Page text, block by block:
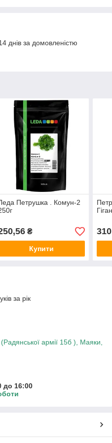
днів за домовленістю
Петрушка . Комун-2
₴
Купити
310
за рік
армії 15б ), Маяки,
до 16:00